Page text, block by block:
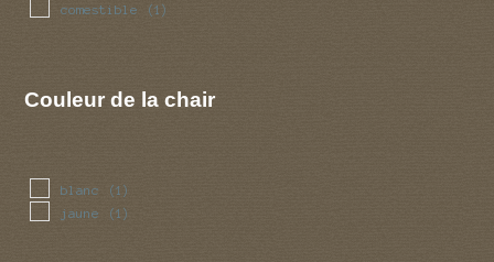
comestible (1)
Couleur de la chair
blanc (1)
jaune (1)